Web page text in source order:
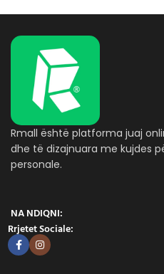
Rmall është platforma juaj
dhe të dizajnuara me kujdes
personale.
NA NDIQNI:
Rrjetet Sociale: